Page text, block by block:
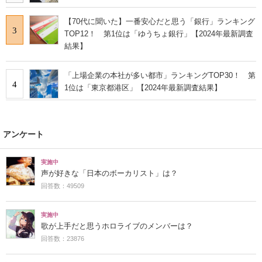
3
【70代に聞いた】一番安心だと思う「銀行」ランキング
TOP12！ 第1位は「ゆうちょ銀行」【2024年最新調査
結果】
4
「上場企業の本社が多い都市」ランキングTOP30！ 第
1位は「東京都港区」【2024年最新調査結果】
アンケート
実施中
声が好きな「日本のボーカリスト」は？
回答数：49509
実施中
歌が上手だと思うホロライブのメンバーは？
回答数：23876